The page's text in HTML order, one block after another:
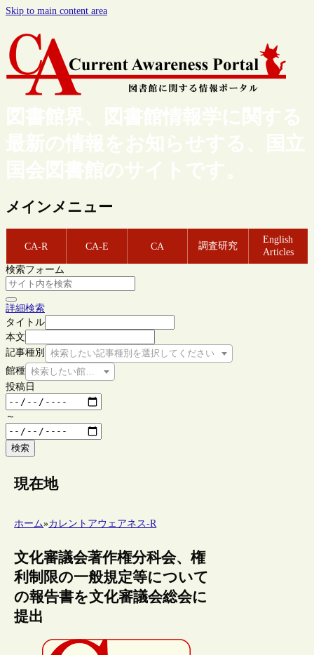
Skip to main content area
図書館界、図書館情報学に関する
最新の情報をお知らせする、国立
国会図書館のサイトです。
メインメニュー
CA-R CA-E CA 調査研究
English
Articles
検索フォーム
詳細検索
タイトル
本文
記事種別
検索したい記事種別を選択してください
館種 検索したい館種を選択してください
投稿日
～
検索
現在地
ホーム»カレントアウェアネス-R
文化審議会著作権分科会、権
利制限の一般規定等について
の報告書を文化審議会総会に
提出